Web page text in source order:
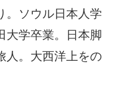
。ソウル日本人学
大学卒業。日本脚
人。大西洋上をの